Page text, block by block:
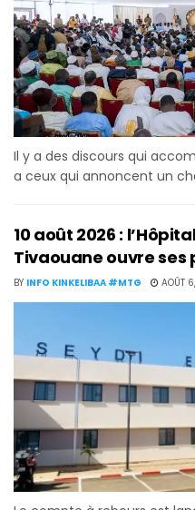
Il y a des discours qui
a ceux qui annoncent un
10 août 2026 :
Tivaouane ouvre ses
BY INFO KINKELIBAA #MTG AOÛT